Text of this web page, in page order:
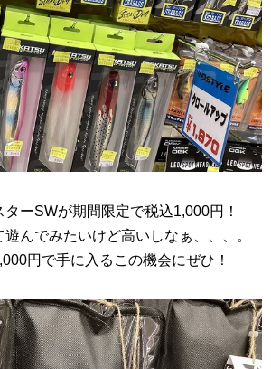
ーSWが期間限定で税込1,000円！
んでみたいけど高いしなぁ、、、。
円で手に入るこの機会にぜひ！